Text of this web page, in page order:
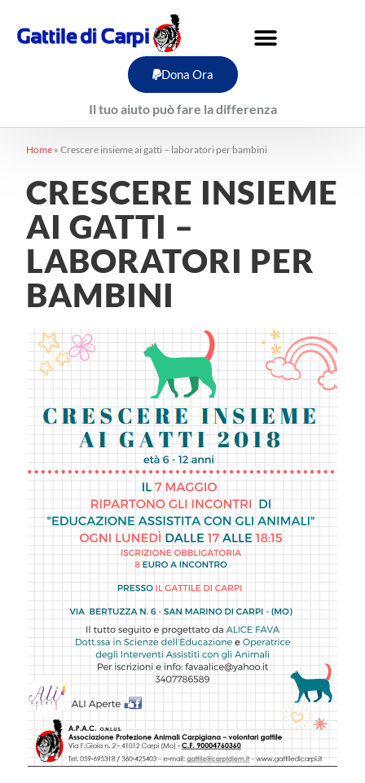
contenuto
Dona Ora
Il tuo aiuto può fare la differenza
Home » Crescere insieme ai gatti – laboratori per bambini
CRESCERE INSIEME
AI GATTI –
LABORATORI PER
BAMBINI